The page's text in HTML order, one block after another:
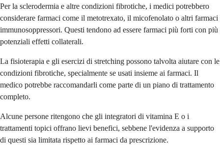
Per la sclerodermia e altre condizioni fibrotiche, i medici potrebbero
considerare farmaci come il metotrexato, il micofenolato o altri farmaci
immunosoppressori. Questi tendono ad essere farmaci più forti con più
potenziali effetti collaterali.
La fisioterapia e gli esercizi di stretching possono talvolta aiutare con le
condizioni fibrotiche, specialmente se usati insieme ai farmaci. Il
medico potrebbe raccomandarli come parte di un piano di trattamento
completo.
Alcune persone ritengono che gli integratori di vitamina E o i
trattamenti topici offrano lievi benefici, sebbene l'evidenza a supporto
di questi sia limitata rispetto ai farmaci da prescrizione.